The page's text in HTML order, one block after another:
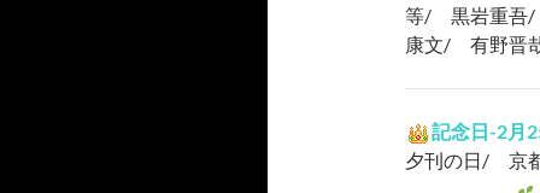
等/ 黒岩重吾
康文/ 有野晋
記念日-2月
夕刊の日/ 京